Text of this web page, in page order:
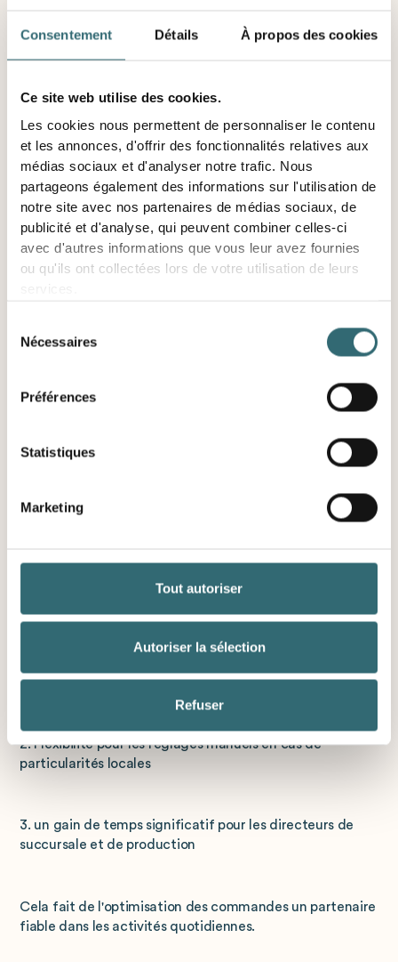
Consentement Détails À propos des cookies
Ce site web utilise des cookies.
Les cookies nous permettent de personnaliser le contenu
et les annonces, d'offrir des fonctionnalités relatives aux
médias sociaux et d'analyser notre trafic. Nous
partageons également des informations sur l'utilisation de
notre site avec nos partenaires de médias sociaux, de
publicité et d'analyse, qui peuvent combiner celles-ci
avec d'autres informations que vous leur avez fournies
ou qu'ils ont collectées lors de votre utilisation de leurs
Nécessaires
Préférences
Statistiques
Marketing
Tout autoriser
Autoriser la sélection
Refuser
L'optimisation des commandes basée sur l'IA garantit
que :
1. moins de biens restent invendus
2. Les retours sont systématiquement réduits
3. Réduisez le nombre de copies de manière prévisible et
contrôlable
économique et écologique.
L'optimisation des commandes comme outil
valeur ajoutée : au lieu de données complexes, les
employés reçoivent des recommandations claires et
commande
2. Flexibilité pour les réglages manuels en cas de
particularités locales
3. un gain de temps significatif pour les directeurs de
succursale et de production
Cela fait de l'optimisation des commandes un partenaire
fiable dans les activités quotidiennes.